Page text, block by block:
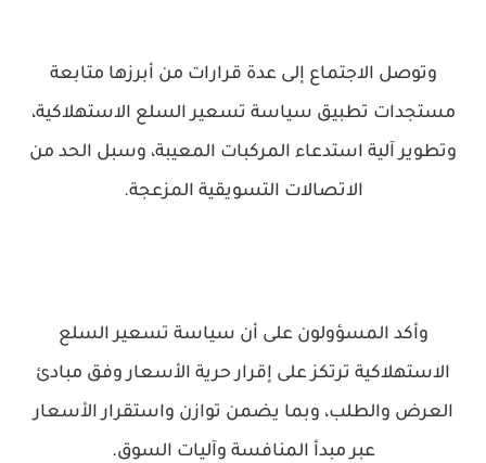
وتوصل الاجتماع إلى عدة قرارات من أبرزها متابعة
مستجدات تطبيق سياسة ‏تسعير السلع الاستهلاكية،
وتطوير آلية استدعاء المركبات المعيبة، وسبل الحد من
‏الاتصالات التسويقية المزعجة‎.
وأكد المسؤولون على أن سياسة تسعير السلع
الاستهلاكية ترتكز على إقرار حرية ‏الأسعار وفق مبادئ
العرض والطلب، وبما يضمن توازن واستقرار الأسعار
عبر ‏مبدأ المنافسة وآليات السوق.‏